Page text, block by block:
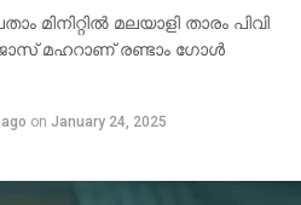
മിനിറ്റില്‍ മലയാളി താരം പിവി
മഹറാണ് രണ്ടാം ഗോള്‍
on January 24, 2025